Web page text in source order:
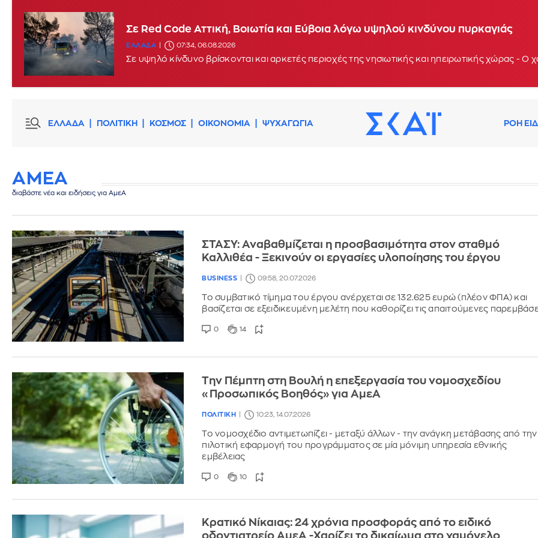
Σε Red Code Αττική, Βοιωτία και Εύβοια λόγω υψηλού κινδύνου πυρκαγιάς
ΕΛΛΑΔΑ 07:34, 06.08.2026
Σε υψηλό κίνδυνο βρίσκονται και αρκετές περιοχές της νησιωτικής και ηπειρωτικής χώρας -
ΕΛΛΑΔΑ ΠΟΛΙΤΙΚΗ ΚΟΣΜΟΣ ΟΙΚΟΝΟΜΙΑ ΨΥΧΑΓΩΓΙΑ ΡΟΗ
ΑΜΕΑ
διαβάστε νέα και ειδήσεις για ΑμεΑ
ΣΤΑΣΥ: Αναβαθμίζεται η προσβασιμότητα στον σταθμό
Καλλιθέα - Ξεκινούν οι εργασίες υλοποίησης του έργου
BUSINESS 09:58, 20.07.2026
Το συμβατικό τίμημα του έργου ανέρχεται σε 132.625 ευρώ (πλέον ΦΠΑ) και
βασίζεται σε εξειδικευμένη μελέτη που καθορίζει τις απαιτούμενες
0 14
Την Πέμπτη στη Βουλή η επεξεργασία του νομοσχεδίου
«Προσωπικός Βοηθός» για ΑμεΑ
ΠΟΛΙΤΙΚΗ 10:23, 14.07.2026
Το νομοσχέδιο αντιμετωπίζει - μεταξύ άλλων - την ανάγκη μετάβασης από την
πιλοτική εφαρμογή του προγράμματος σε μία μόνιμη υπηρεσία εθνικής
εμβέλειας
0 10
Kρατικό Νίκαιας: 24 χρόνια προσφοράς από το ειδικό
οδοντιατρείο ΑμεΑ -Χαρίζει το δικαίωμα στο χαμόγελο